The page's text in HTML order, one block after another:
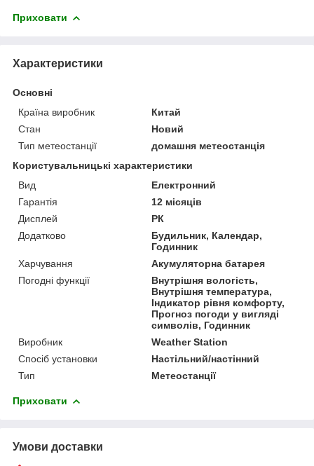
Приховати
Характеристики
Основні
Країна виробник
Китай
Стан
Новий
Тип метеостанції
домашня метеостанція
Користувальницькі характеристики
Вид
Електронний
Гарантія
12 місяців
Дисплей
РК
Додатково
Будильник, Календар,
Годинник
Харчування
Акумуляторна батарея
Погодні функції
Внутрішня вологість,
Внутрішня температура,
Індикатор рівня комфорту,
Прогноз погоди у вигляді
символів, Годинник
Виробник
Weather Station
Спосіб установки
Настільний/настінний
Тип
Метеостанції
Приховати
Умови доставки